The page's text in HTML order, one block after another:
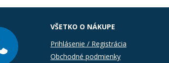
VŠETKO O NÁKUPE
Prihlásenie / Registrácia
Obchodné podmienky